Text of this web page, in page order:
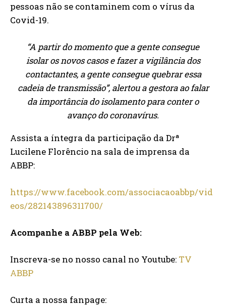
pessoas não se contaminem com o vírus da
Covid-19.
“A partir do momento que a gente consegue
isolar os novos casos e fazer a vigilância dos
contactantes, a gente consegue quebrar essa
cadeia de transmissão”, alertou a gestora ao falar
da importância do isolamento para conter o
avanço do coronavírus.
Assista a íntegra da participação da Drª
Lucilene Florêncio na sala de imprensa da
ABBP:
https://www.facebook.com/associacaoabbp/vid
eos/282143896311700/
Acompanhe a ABBP pela Web:
Inscreva-se no nosso canal no Youtube: TV
ABBP
Curta a nossa fanpage: